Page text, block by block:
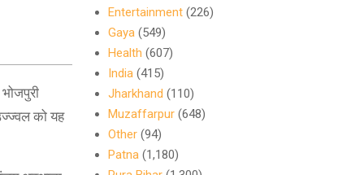
को यह
Entertainment(226)
Gaya(549)
Health (607)
India(415)
Jharkhand (110)
Muzaffarpur(648)
Other(94)
Patna(1,180)